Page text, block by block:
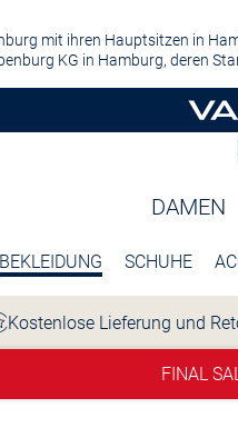
mit ihren Hauptsitzen in
KG in Hamburg, deren
DAMEN
BEKLEIDUNG SCHUHE
Kostenlose Lieferung und
FINAL